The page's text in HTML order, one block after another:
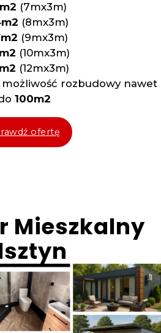
(7mx3m)
(8mx3m)
(9mx3m)
(10mx3m)
(12mx3m)
rozbudowy nawet
100m2
ofertę
Mieszkalny